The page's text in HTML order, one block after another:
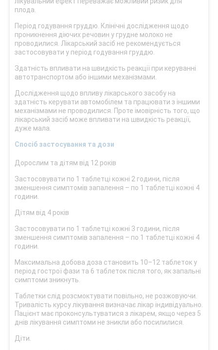
плода.
Період годування груддю. Клінічні дослідження щодо
проникнення діючих речовин у грудне молоко не
проводилися. Лікарський засіб не рекомендується
застосовувати у період годування груддю.
Здатність впливати на швидкість реакції при керуванні
автотранспортом або іншими механізмами.
Дослідження щодо впливу лікарського засобу на
здатність керувати автомобілем та працювати з іншими
механізмами не проводилися. Проте імовірність того, що
лікарський засіб може впливати на швидкість реакції,
дуже мала.
Спосіб застосування та дози
Дорослим та дітям від 12 років
Застосовувати по 1 таблетці кожні 2 години, після
зменшення симптомів запалення – по 1 таблетці кожні 4
години.
Дітям від 4 років
Застосовувати по 1 таблетці кожні 3 години, після
зменшення симптомів запалення – по 1 таблетці кожні 4
години.
Максимальна добова доза становить 10–12 таблеток у
період гострої фази та 6 таблеток після того, як запальні
симптоми зникнуть.
Таблетки слід розсмоктувати повільно, не розжовуючи.
Тривалість курсу лікування визначає лікар індивідуально.
Пацієнт має проконсультуватися з лікарем, якщо через 5
днів лікування симптоми не зникли або посилилися.
Діти.